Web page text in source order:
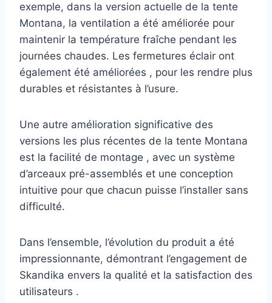
exemple, dans la version actuelle de la tente
Montana, la ventilation a été améliorée pour
maintenir la température fraîche pendant les
journées chaudes. Les fermetures éclair ont
également été améliorées , pour les rendre plus
durables et résistantes à l’usure.
Une autre amélioration significative des
versions les plus récentes de la tente Montana
est la facilité de montage , avec un système
d’arceaux pré-assemblés et une conception
intuitive pour que chacun puisse l’installer sans
difficulté.
Dans l’ensemble, l’évolution du produit a été
impressionnante, démontrant l’engagement de
Skandika envers la qualité et la satisfaction des
utilisateurs .